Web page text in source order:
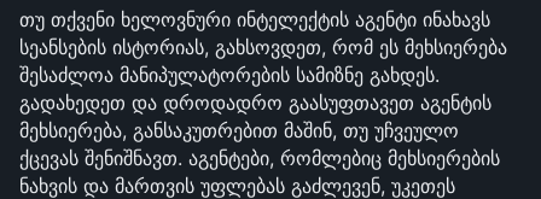
თუ თქვენი ხელოვნური ინტელექტის აგენტი ინახავს
სეანსების ისტორიას, გახსოვდეთ, რომ ეს მეხსიერება
შესაძლოა მანიპულატორების სამიზნე გახდეს.
გადახედეთ და დროდადრო გაასუფთავეთ აგენტის
მეხსიერება, განსაკუთრებით მაშინ, თუ უჩვეულო
ქცევას შენიშნავთ. აგენტები, რომლებიც მეხსიერების
ნახვის და მართვის უფლებას გაძლევენ, უკეთეს